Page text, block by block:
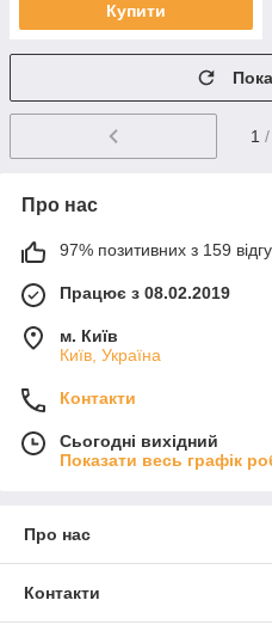
Купити
1
Про нас
97% позитивних з 159
Працює з 08.02.2019
м. Київ
Київ, Україна
Контакти
Сьогодні вихідний
Показати весь графік
Про нас
Контакти